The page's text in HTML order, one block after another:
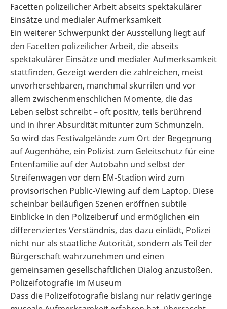
Facetten polizeilicher Arbeit abseits spektakulärer
Einsätze und medialer Aufmerksamkeit
Ein weiterer Schwerpunkt der Ausstellung liegt auf
den Facetten polizeilicher Arbeit, die abseits
spektakulärer Einsätze und medialer Aufmerksamkeit
stattfinden. Gezeigt werden die zahlreichen, meist
unvorhersehbaren, manchmal skurrilen und vor
allem zwischenmenschlichen Momente, die das
Leben selbst schreibt – oft positiv, teils berührend
und in ihrer Absurdität mitunter zum Schmunzeln.
So wird das Festivalgelände zum Ort der Begegnung
auf Augenhöhe, ein Polizist zum Geleitschutz für eine
Entenfamilie auf der Autobahn und selbst der
Streifenwagen vor dem EM-Stadion wird zum
provisorischen Public-Viewing auf dem Laptop. Diese
scheinbar beiläufigen Szenen eröffnen subtile
Einblicke in den Polizeiberuf und ermöglichen ein
differenziertes Verständnis, das dazu einlädt, Polizei
nicht nur als staatliche Autorität, sondern als Teil der
Bürgerschaft wahrzunehmen und einen
gemeinsamen gesellschaftlichen Dialog anzustoßen.
Polizeifotografie im Museum
Dass die Polizeifotografie bislang nur relativ geringe